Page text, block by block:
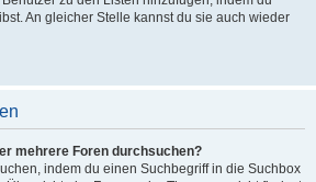
An gleicher Stelle kannst du sie auch wieder
mehrere Foren durchsuchen?
indem du einen Suchbegriff in die Suchbox